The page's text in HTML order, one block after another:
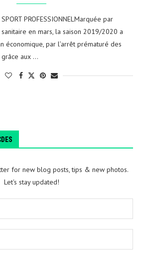
SPORT PROFESSIONNELMarquée par
en mars, la saison 2019/2020 a
économique, par l’arrêt prématuré des
grâce aux …
for new blog posts, tips & new photos.
Let's stay updated!